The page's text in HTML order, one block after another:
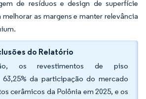
de resíduos e design de superfície
as margens e manter relevância
do Relatório
os revestimentos de piso
63,25% da participação do mercado
cerâmicos da Polônia em 2025, e os